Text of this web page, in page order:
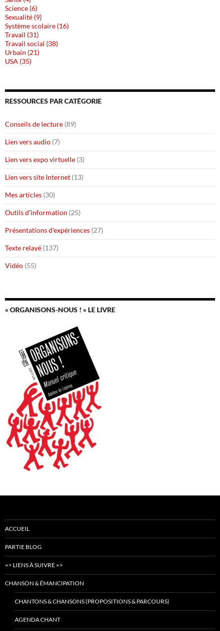
Science (6)
Sexualité (9)
Système scolaire (16)
Travail (31)
Travail social (38)
Urbain (21)
USA (35)
RESSOURCES PAR CATÉGORIE
Conseils de lecture (89)
Lien vers audio (7)
Lien vers expo virtuelle (3)
Lien vers site Internet (13)
Mes articles (30)
Outils d'information (25)
Présentations d'expériences (27)
Texte relayé (137)
Vidéo (55)
« ORGANISONS-NOUS ! » LE LIVRE
ACCUEIL
PARTIE BLOG
=> LIENS À SUIVRE =>
CHANSON & ÉMANCIPATION
CHANTONS & CHANSONS (PROPOSITIONS & PARCOURS)
AGENDA CHANT